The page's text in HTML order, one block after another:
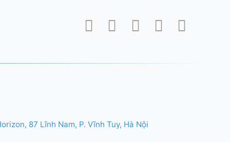
87 Lĩnh Nam, P. Vĩnh Tuy, Hà Nội